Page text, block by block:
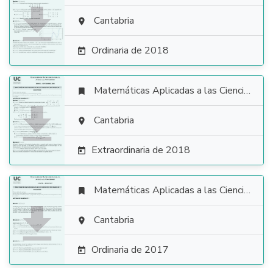
  Cantabria
 Ordinaria de 2018

 Matemáticas Aplicadas a las Ciencias Sociales
 Cantabria
 Extraordinaria de 2018

 Matemáticas Aplicadas a las Ciencias Sociales
 Cantabria
 Ordinaria de 2017